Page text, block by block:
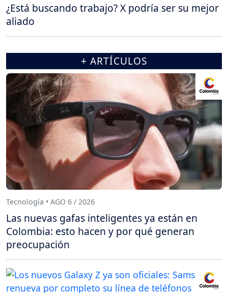
¿Está buscando trabajo? X podría ser su mejor
aliado
+ ARTÍCULOS
Tecnología • AGO 6 / 2026
Las nuevas gafas inteligentes ya están en
Colombia: esto hacen y por qué generan
preocupación